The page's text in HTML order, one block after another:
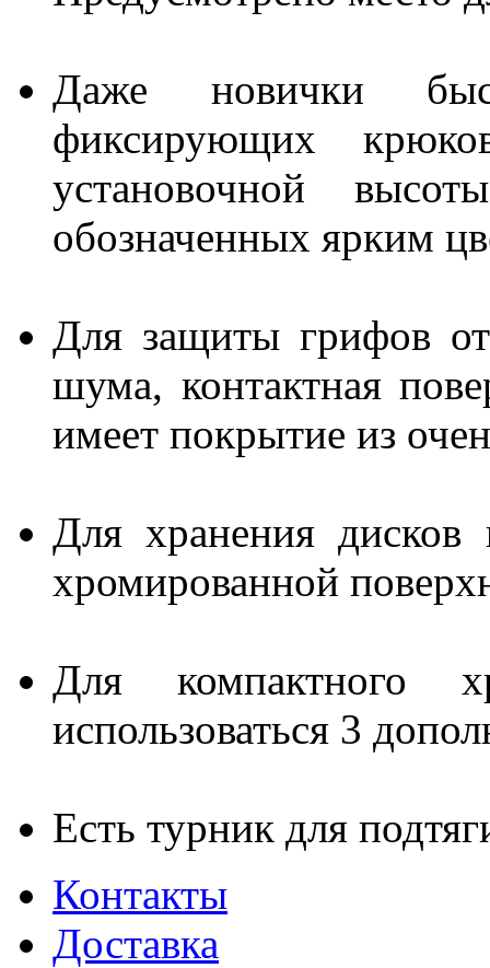
Даже новички
фиксирующих
установочной
обозначенных ярким
Для защиты грифов
шума, контактная
имеет покрытие из
Для хранения дисков
хромированной
Для компактного
использоваться 3
Есть турник для
Контакты
Доставка